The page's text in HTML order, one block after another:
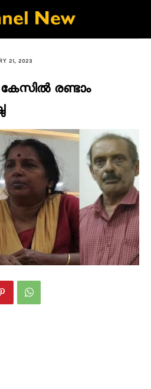
21, 2023
രണ്ടാം